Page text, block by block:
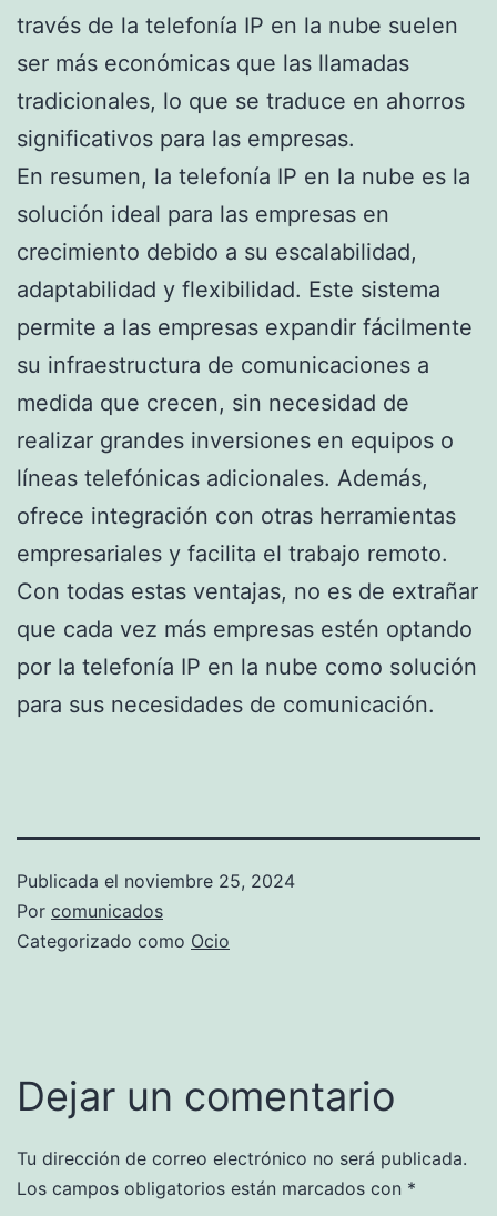
través de la telefonía IP en la nube suelen
ser más económicas que las llamadas
tradicionales, lo que se traduce en ahorros
significativos para las empresas.
En resumen, la telefonía IP en la nube es la
solución ideal para las empresas en
crecimiento debido a su escalabilidad,
adaptabilidad y flexibilidad. Este sistema
permite a las empresas expandir fácilmente
su infraestructura de comunicaciones a
medida que crecen, sin necesidad de
realizar grandes inversiones en equipos o
líneas telefónicas adicionales. Además,
ofrece integración con otras herramientas
empresariales y facilita el trabajo remoto.
Con todas estas ventajas, no es de extrañar
que cada vez más empresas estén optando
por la telefonía IP en la nube como solución
para sus necesidades de comunicación.
Publicada el noviembre 25, 2024
Por comunicados
Categorizado como Ocio
Dejar un comentario
Tu dirección de correo electrónico no será publicada.
Los campos obligatorios están marcados con *